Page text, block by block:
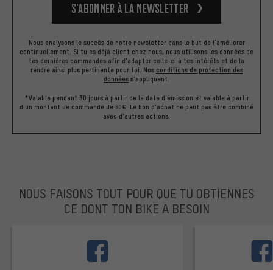
S’abonner à la newsletter
Nous analysons le succès de notre newsletter dans le but de l'améliorer
continuellement. Si tu es déjà client chez nous, nous utilisons les données de
tes dernières commandes afin d'adapter celle-ci à tes intérêts et de la
rendre ainsi plus pertinente pour toi. Nos conditions de protection des
données s'appliquent.
*Valable pendant 30 jours à partir de la date d'émission et valable à partir
d'un montant de commande de 60€. Le bon d'achat ne peut pas être combiné
avec d'autres actions.
NOUS FAISONS TOUT POUR QUE TU OBTIENNES
CE DONT TON BIKE A BESOIN